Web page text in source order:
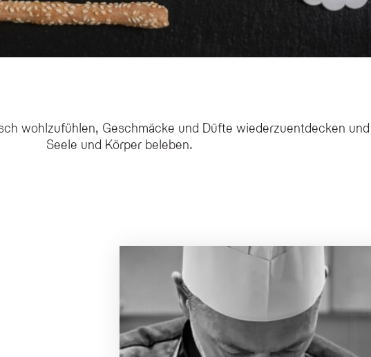
wohlzufühlen, Geschmäcke und Düfte wiederzuentdecken
Seele und Körper beleben.